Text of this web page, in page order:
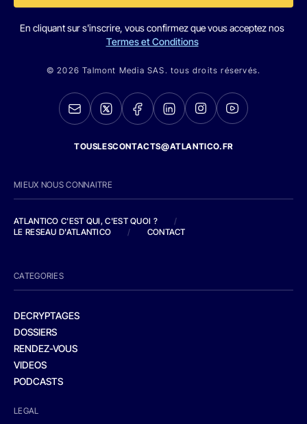
En cliquant sur s'inscrire, vous confirmez que vous acceptez nos
Termes et Conditions
© 2026 Talmont Media SAS. tous droits réservés.
TOUSLESCONTACTS@ATLANTICO.FR
MIEUX NOUS CONNAITRE
ATLANTICO C'EST QUI, C'EST QUOI ?
/
LE RESEAU D'ATLANTICO
/ CONTACT
CATEGORIES
DECRYPTAGES
DOSSIERS
RENDEZ-VOUS
VIDEOS
PODCASTS
LEGAL